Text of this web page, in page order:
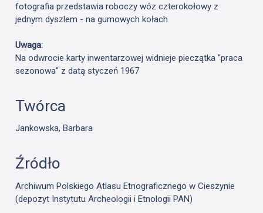
fotografia przedstawia roboczy wóz czterokołowy z
jednym dyszlem - na gumowych kołach
Uwaga:
Na odwrocie karty inwentarzowej widnieje pieczątka "praca
sezonowa" z datą styczeń 1967
Twórca
Jankowska, Barbara
Źródło
Archiwum Polskiego Atlasu Etnograficznego w Cieszynie
(depozyt Instytutu Archeologii i Etnologii PAN)